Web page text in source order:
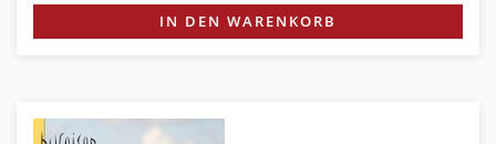
IN DEN WARENKORB